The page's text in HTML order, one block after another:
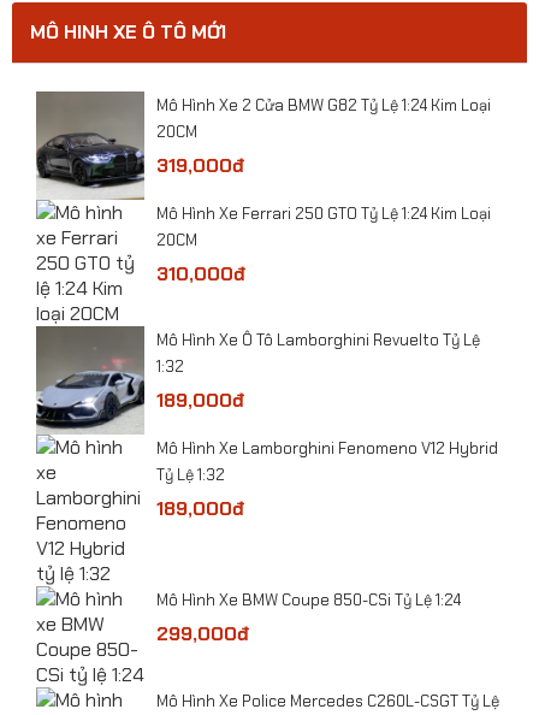
Mô hình Máy bay đồ chơi F-117 kim loại
MÔ HINH XE Ô TÔ MỚI
​Mô Hình Xe 2 Cửa BMW G82 Tỷ Lệ 1:24 Kim Loại
20CM
319,000đ
​Mô Hình Xe Ferrari 250 GTO Tỷ Lệ 1:24 Kim Loại
20CM
310,000đ
​Mô Hình Xe Ô Tô Lamborghini Revuelto Tỷ Lệ
1:32
189,000đ
Mô Hình Xe Lamborghini Fenomeno V12 Hybrid
Tỷ Lệ 1:32
189,000đ
Mô Hình Xe BMW Coupe 850-CSi Tỷ Lệ 1:24
299,000đ
​Mô Hình Xe Police Mercedes C260L-CSGT Tỷ Lệ